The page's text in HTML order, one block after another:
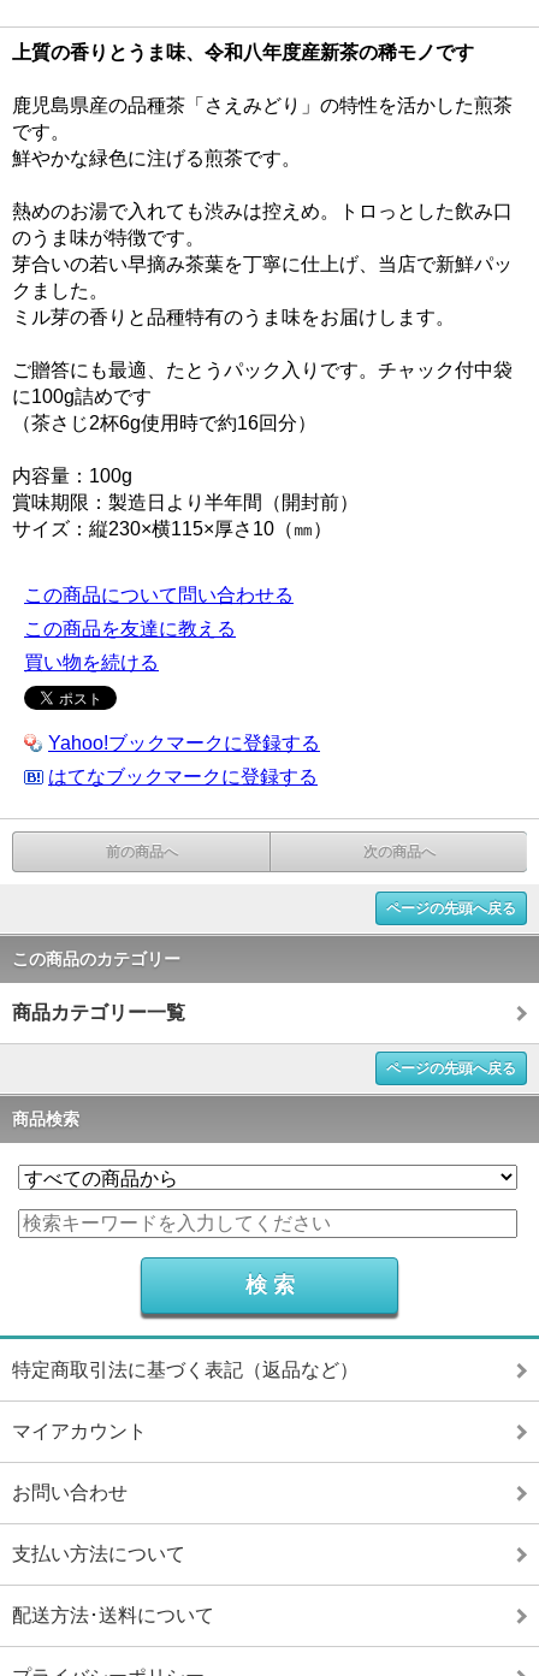
上質の香りとうま味、令和八年度産新茶の稀モノです
鹿児島県産の品種茶「さえみどり」の特性を活かした煎茶
です。
鮮やかな緑色に注げる煎茶です。
熱めのお湯で入れても渋みは控えめ。トロっとした飲み口
のうま味が特徴です。
芽合いの若い早摘み茶葉を丁寧に仕上げ、当店で新鮮パッ
クました。
ミル芽の香りと品種特有のうま味をお届けします。
ご贈答にも最適、たとうパック入りです。チャック付中袋
に100g詰めです
（茶さじ2杯6g使用時で約16回分）
内容量：100g
賞味期限：製造日より半年間（開封前）
サイズ：縦230×横115×厚さ10（㎜）
この商品について問い合わせる
この商品を友達に教える
買い物を続ける
Yahoo!ブックマークに登録する
はてなブックマークに登録する
前の商品へ 次の商品へ
ページの先頭へ戻る
この商品のカテゴリー
商品カテゴリー一覧
ページの先頭へ戻る
商品検索
特定商取引法に基づく表記（返品など）
マイアカウント
お問い合わせ
支払い方法について
配送方法･送料について